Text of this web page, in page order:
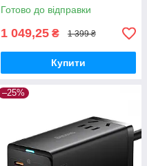
Готово до відправки
1 049,25 ₴ 1 399 ₴
Купити
–25%